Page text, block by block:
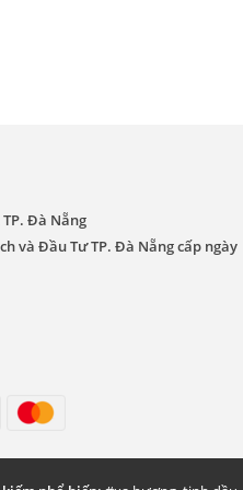
Đà Nẵng
và Đầu Tư TP. Đà Nẵng cấp ngày